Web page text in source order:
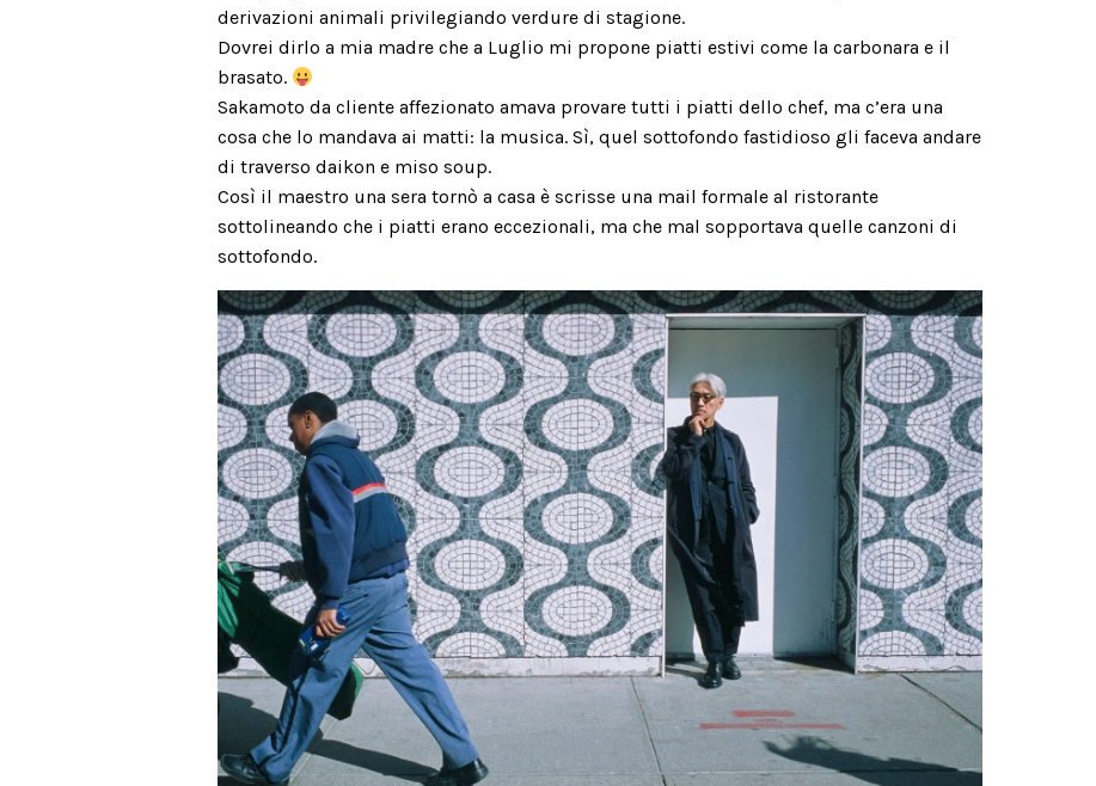
derivazioni animali privilegiando verdure di stagione.
Dovrei dirlo a mia madre che a Luglio mi propone piatti estivi come la carbonara e il
brasato.
Sakamoto da cliente affezionato amava provare tutti i piatti dello chef, ma c’era una
cosa che lo mandava ai matti: la musica. Sì, quel sottofondo fastidioso gli faceva andare
di traverso daikon e miso soup.
Così il maestro una sera tornò a casa è scrisse una mail formale al ristorante
sottolineando che i piatti erano eccezionali, ma che mal sopportava quelle canzoni di
sottofondo.